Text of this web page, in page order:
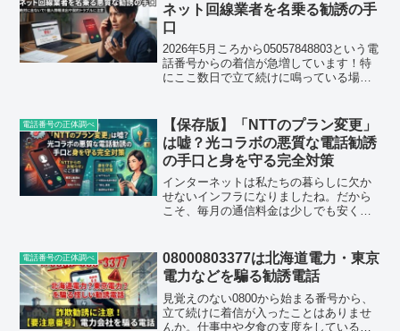
ネット回線業者を名乗る勧誘の手
口
2026年5月ころから05057848803という電
話番号からの着信が急増しています！特
にここ数日で立て続けに鳴っている場
お伝えすると、この番号はネット回線・
Wi-Fi...
電話番号の正体調べ
【保存版】「NTTのプラン変更」
は嘘？光コラボの悪質な電話勧誘
の手口と身を守る完全対策
インターネットは私たちの暮らしに欠か
せないインフラになりましたね。だから
こそ、毎月の通信料金は少しでも安く抑
悪質なトラブルが後を絶ちません。総務
省も公式ホームページで、...
電話番号の正体調べ
08000803377は北海道電力・東京
電力などを騙る勧誘電話
見覚えのない0800から始まる番号から、
立て続けに着信が入ったことはありませ
んか。仕事中や夕食の支度をしているタ